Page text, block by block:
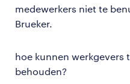
medewerkers niet te
Brueker.
hoe kunnen werkgevers
behouden?